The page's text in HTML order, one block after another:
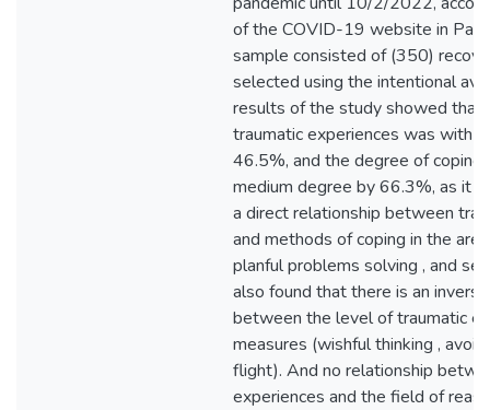
of the COVID-19 website in
sample consisted of (350)
selected using the intentional
results of the study showed that
traumatic experiences was with
46.5%, and the degree of coping
medium degree by 66.3%, as it
a direct relationship between
and methods of coping in the
planful problems solving , and
also found that there is an
between the level of traumatic
measures (wishful thinking ,
flight). And no relationship
experiences and the field of